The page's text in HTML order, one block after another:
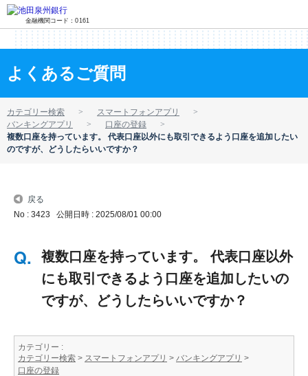
金融機関コード：0161
よくあるご質問
カテゴリー検索
スマートフォンアプリ
バンキングアプリ
口座の登録
複数口座を持っています。 代表口座以外にも取引できるよう口座を追加したい
のですが、どうしたらいいですか？
戻る
No : 3423 公開日時 : 2025/08/01 00:00
複数口座を持っています。 代表口座以外
にも取引できるよう口座を追加したいの
ですが、どうしたらいいですか？
カテゴリー :
カテゴリー検索 > スマートフォンアプリ > バンキングアプリ >
口座の登録